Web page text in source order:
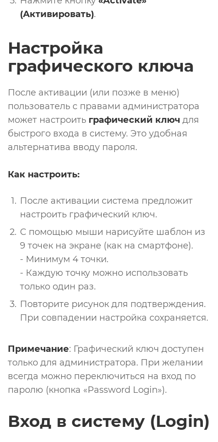
(Активировать).
Настройка
графического ключа
После активации (или позже в меню)
пользователь с правами администратора
может настроить графический ключ для
быстрого входа в систему. Это удобная
альтернатива вводу пароля.
Как настроить:
После активации система предложит
настроить графический ключ.
С помощью мыши нарисуйте шаблон из
9 точек на экране (как на смартфоне).
- Минимум 4 точки.
- Каждую точку можно использовать
только один раз.
Повторите рисунок для подтверждения.
При совпадении настройка сохраняется.
Примечание: Графический ключ доступен
только для администратора. При желании
всегда можно переключиться на вход по
паролю (кнопка «Password Login»).
Вход в систему (Login)